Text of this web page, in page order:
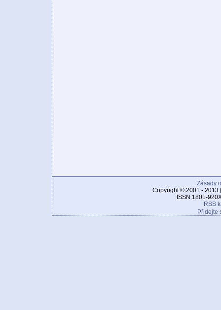
Zásady
Copyright © 2001 - 2013
ISSN 1801-
RSS
Přidejte